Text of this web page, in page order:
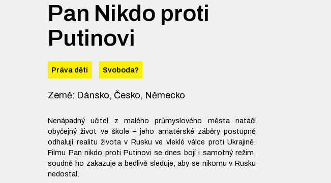
Pan Nikdo proti
Putinovi
Práva dětí Svoboda?
Země: Dánsko, Česko, Německo
Nenápadný učitel z malého průmyslového města natáčí
obyčejný život ve škole – jeho amatérské záběry postupně
odhalují realitu života v Rusku ve vleklé válce proti Ukrajině.
Filmu Pan nikdo proti Putinovi se dnes bojí i samotný režim,
soudně ho zakazuje a bedlivě sleduje, aby se nikomu v Rusku
nedostal.